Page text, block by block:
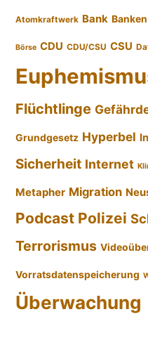
Atomkraftwerk Bank Banken
Börse CDU CDU/CSU CSU
Flüchtlinge
Grundgesetz Hyperbel
Sicherheit Internet
Metapher Migration
Podcast Polizei
Terrorismus
Vorratsdatenspeicherung
Überwachung